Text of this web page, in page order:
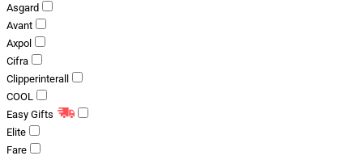
Asgard
Avant
Axpol
Cifra
Clipperinterall
COOL
Easy Gifts
Elite
Fare